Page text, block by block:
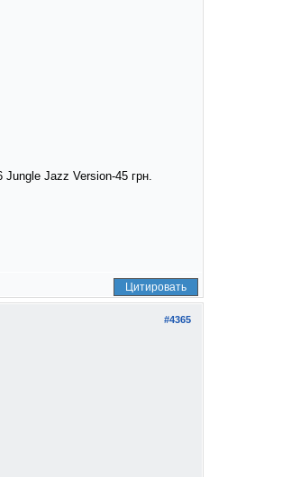
Jazz Version-45 грн.
Цитировать
#4365